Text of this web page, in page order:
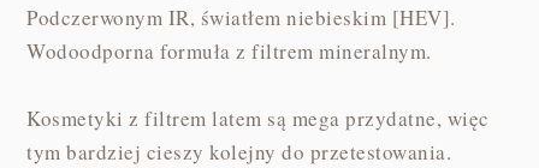
Podczerwonym IR, światłem niebieskim [HEV].
Wodoodporna formuła z filtrem mineralnym.
Kosmetyki z filtrem latem są mega przydatne, więc
tym bardziej cieszy kolejny do przetestowania.